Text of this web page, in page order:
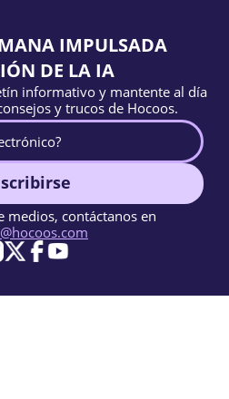
IMPULSADA
DE LA IA
informativo y mantente al día
y trucos de Hocoos.
medios, contáctanos en